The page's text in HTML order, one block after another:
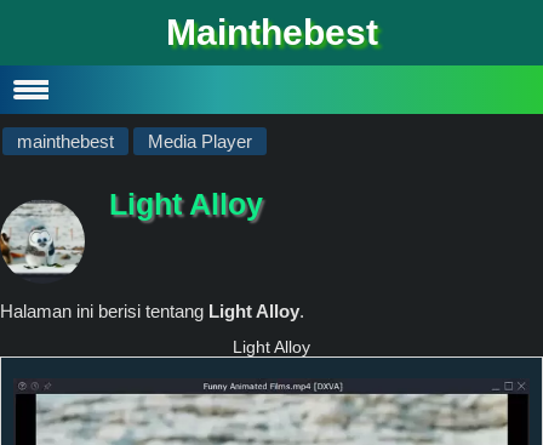
Mainthebest
Privacy Policy
mainthebest Media Player
Light Alloy
Halaman ini berisi tentang Light Alloy.
Light Alloy